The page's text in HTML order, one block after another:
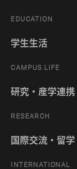
EDUCATION
学生生活
CAMPUS LIFE
研究・産学連携
RESEARCH
国際交流・留学
INTERNATIONAL